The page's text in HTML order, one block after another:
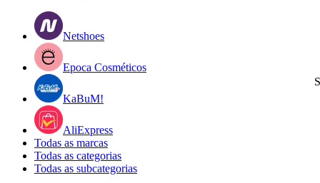
Netshoes
Epoca Cosméticos
KaBuM!
AliExpress
Todas as marcas
Todas as categorias
Todas as subcategorias